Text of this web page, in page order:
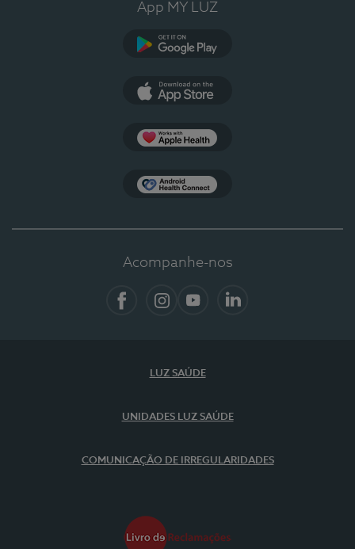
App MY LUZ
Acompanhe-nos
LUZ SAÚDE
UNIDADES LUZ SAÚDE
COMUNICAÇÃO DE IRREGULARIDADES